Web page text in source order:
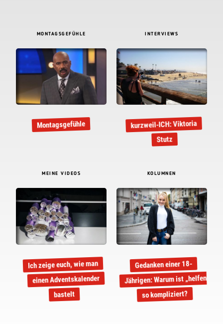
MONTAGSGEFÜHLE
Montagsgefühle
INTERVIEWS
kurzweil-ICH: Viktoria
Stutz
MEINE VIDEOS
Ich zeige euch, wie man
einen Adventskalender
bastelt
KOLUMNEN
Gedanken einer 18-
Jährigen: Warum ist „helfen“
so kompliziert?